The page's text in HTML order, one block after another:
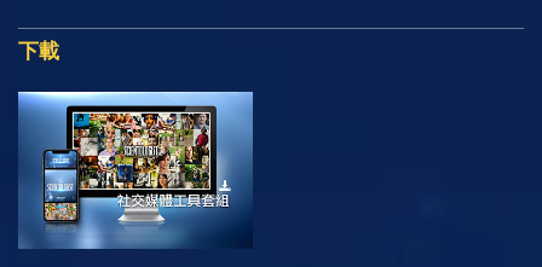
下載